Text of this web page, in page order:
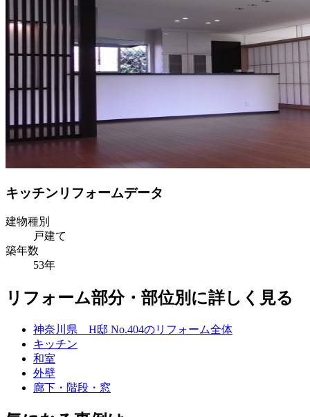
キッチンリフォームデータ
建物種別
戸建て
築年数
53年
リフォーム部分・部位別に詳しく見る
神奈川県 H邸 No.404のリフォーム全体
キッチン
和室
外壁
廊下・階段・窓